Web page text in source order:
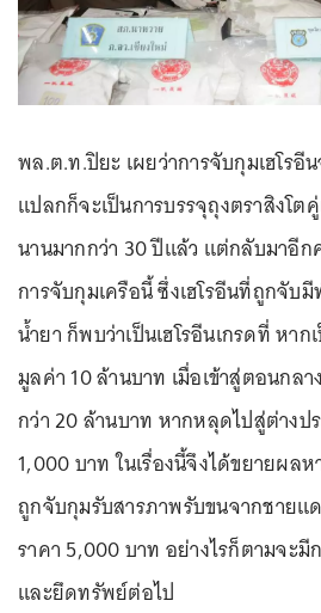
พล.ต.ท.ปิยะ เผยว่าการจับกุมเฮโรอี
แปลกก็จะเป็นการบรรจุถุงตราสิงโต
นานมากกว่า 30 ปีแล้ว แต่กลับมาอีก
การจับกุมเครือนี้ ซึ่งเฮโรอีนที่ถูกจับ
น้ำยา ก็พบว่าเป็นเฮโรอีนเกรดที่ หา
มูลค่า 10 ล้านบาท เมื่อเข้าสู่ตอนกล
กว่า 20 ล้านบาท หากหลุดไปสู่ต่างป
1,000 บาท ในเรื่องนี้จึงได้ขยายผล
ถูกจับกุมรับสารภาพรับขนจากชายแ
ราคา 5,000 บาท อย่างไรก็ตามจะมี
และยึดทรัพย์ต่อไป